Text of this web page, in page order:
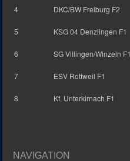
4 DKC/BW Freiburg F2
5 KSG 04 Denzlingen F1
6 SG Villingen/Winzeln F1
7 ESV Rottweil F1
8 Kf. Unterkirnach F1
NAVIGATION